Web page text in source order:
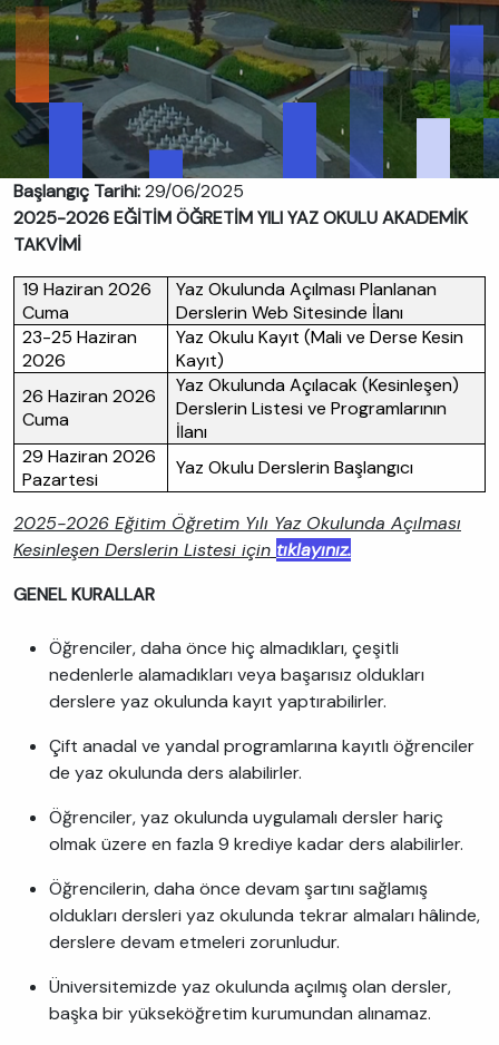
Başlangıç Tarihi:29/06/2025
2025-2026 EĞİTİM ÖĞRETİM YILI YAZ OKULU AKADEMİK
TAKVİMİ
19 Haziran 2026
Cuma
Yaz Okulunda Açılması Planlanan
Derslerin Web Sitesinde İlanı
23-25 Haziran
2026
Yaz Okulu Kayıt (Mali ve Derse Kesin
Kayıt)
26 Haziran 2026
Cuma
Yaz Okulunda Açılacak (Kesinleşen)
Derslerin Listesi ve Programlarının
İlanı
29 Haziran 2026
Pazartesi
Yaz Okulu Derslerin Başlangıcı
2025-2026 Eğitim Öğretim Yılı Yaz Okulunda Açılması
Kesinleşen Derslerin Listesi için tıklayınız.
GENEL KURALLAR
Öğrenciler, daha önce hiç almadıkları, çeşitli
nedenlerle alamadıkları veya başarısız oldukları
derslere yaz okulunda kayıt yaptırabilirler.
Çift anadal ve yandal programlarına kayıtlı öğrenciler
de yaz okulunda ders alabilirler.
Öğrenciler, yaz okulunda uygulamalı dersler hariç
olmak üzere en fazla 9 krediye kadar ders alabilirler.
Öğrencilerin, daha önce devam şartını sağlamış
oldukları dersleri yaz okulunda tekrar almaları hâlinde,
derslere devam etmeleri zorunludur.
Üniversitemizde yaz okulunda açılmış olan dersler,
başka bir yükseköğretim kurumundan alınamaz.